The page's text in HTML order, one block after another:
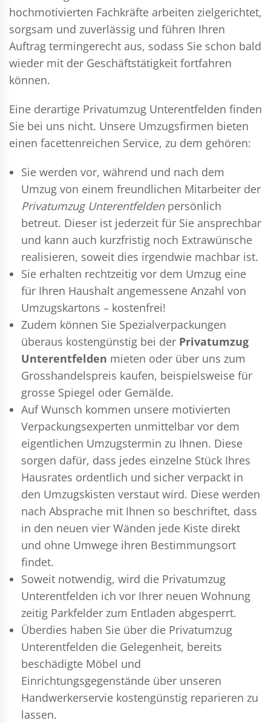
hochmotivierten Fachkräfte arbeiten zielgerichtet,
sorgsam und zuverlässig und führen Ihren
Auftrag termingerecht aus, sodass Sie schon bald
wieder mit der Geschäftstätigkeit fortfahren
können.
Eine derartige Privatumzug Unterentfelden finden
Sie bei uns nicht. Unsere Umzugsfirmen bieten
einen facettenreichen Service, zu dem gehören:
Sie werden vor, während und nach dem
Umzug von einem freundlichen Mitarbeiter der
Privatumzug Unterentfeldenpersönlich
betreut. Dieser ist jederzeit für Sie ansprechbar
und kann auch kurzfristig noch Extrawünsche
realisieren, soweit dies irgendwie machbar ist.
Sie erhalten rechtzeitig vor dem Umzug eine
für Ihren Haushalt angemessene Anzahl von
Umzugskartons – kostenfrei!
Zudem können Sie Spezialverpackungen
überaus kostengünstig bei der Privatumzug
Unterentfelden mieten oder über uns zum
Grosshandelspreis kaufen, beispielsweise für
grosse Spiegel oder Gemälde.
Auf Wunsch kommen unsere motivierten
Verpackungsexperten unmittelbar vor dem
eigentlichen Umzugstermin zu Ihnen. Diese
sorgen dafür, dass jedes einzelne Stück Ihres
Hausrates ordentlich und sicher verpackt in
den Umzugskisten verstaut wird. Diese werden
nach Absprache mit Ihnen so beschriftet, dass
in den neuen vier Wänden jede Kiste direkt
und ohne Umwege ihren Bestimmungsort
findet.
Soweit notwendig, wird die Privatumzug
Unterentfelden ich vor Ihrer neuen Wohnung
zeitig Parkfelder zum Entladen abgesperrt.
Überdies haben Sie über die Privatumzug
Unterentfelden die Gelegenheit, bereits
beschädigte Möbel und
Einrichtungsgegenstände über unseren
Handwerkerservie kostengünstig reparieren zu
lassen.